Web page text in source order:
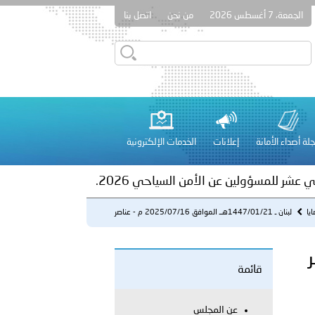
الجمعة، 7 أغسطس 2026 من نحن اتصل بنا
أصداء الأمانة إعلانات الخدمات الإلكترونية
الأميريين معالي النائب الأول لرئيس مجلس الوزراء
العام..
الأعيان المدنية في مدينة نـجران
عشر للمسؤولين عن الأمن السياحي 2026.
والكلية الدولية الجامعية للعلوم والصحة توقعان اتفاقية
لبنان ـ 1447/01/21هــ الموافق 2025/07/16 م - عناصر
قائمة
عن المجلس